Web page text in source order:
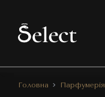
Головна Парфумерія